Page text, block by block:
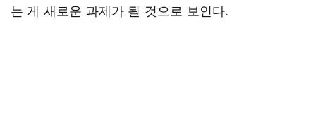
는 게 새로운 과제가 될 것으로 보인다.